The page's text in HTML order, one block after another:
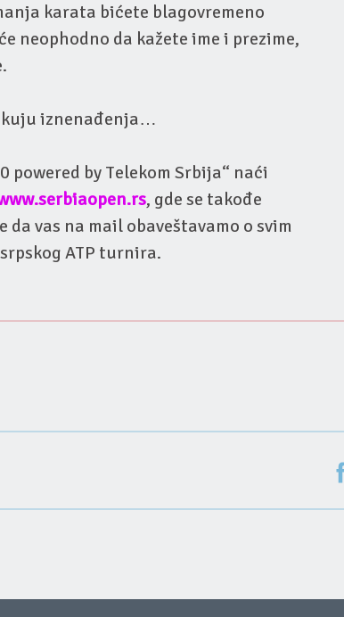
karata bićete blagovremeno
neophodno da kažete ime i prezime,
iznenađenja…
powered by Telekom Srbija“ naći
, gde se takođe
da vas na mail obaveštavamo o svim
ATP turnira.